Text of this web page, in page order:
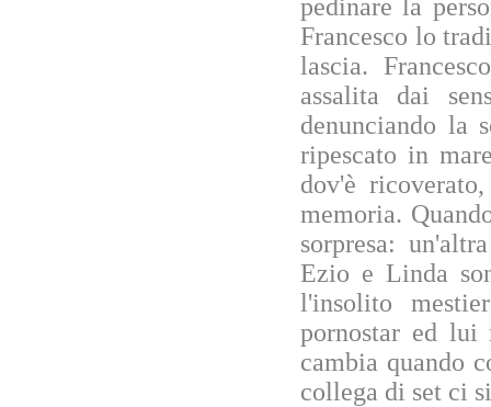
pedinare la
Francesco lo
lascia.
assalita dai
denunciando la
ripescato in
dov'è
memoria.
sorpresa:
Ezio e Linda
l'insolito
pornostar ed lui
cambia quando
collega di set ci